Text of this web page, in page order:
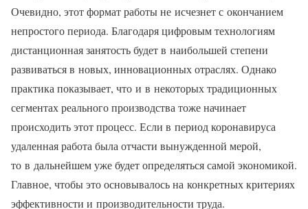
Очевидно, этот формат работы не исчезнет с окончанием
непростого периода. Благодаря цифровым технологиям
дистанционная занятость будет в наибольшей степени
развиваться в новых, инновационных отраслях. Однако
практика показывает, что и в некоторых традиционных
сегментах реального производства тоже начинает
происходить этот процесс. Если в период коронавируса
удаленная работа была отчасти вынужденной мерой,
то в дальнейшем уже будет определяться самой экономикой.
Главное, чтобы это основывалось на конкретных критериях
эффективности и производительности труда.